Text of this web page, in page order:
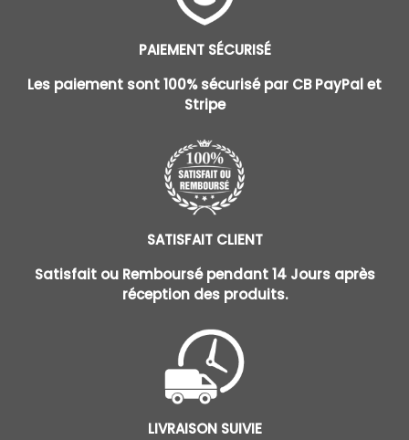
PAIEMENT SÉCURISÉ
Les paiement sont 100% sécurisé par CB PayPal et
Stripe
SATISFAIT CLIENT
Satisfait ou Remboursé pendant 14 Jours après
réception des produits.
LIVRAISON SUIVIE